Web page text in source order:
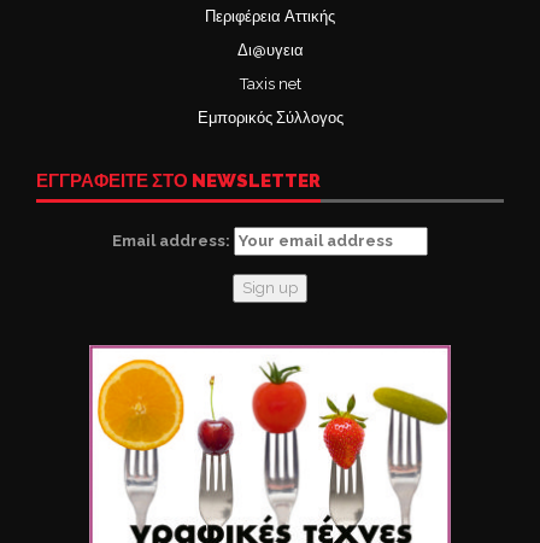
Περιφέρεια Αττικής
Δι@υγεια
Taxis net
Εμπορικός Σύλλογος
ΕΓΓΡΑΦΕΙΤΕ ΣΤΟ NEWSLETTER
Email address: